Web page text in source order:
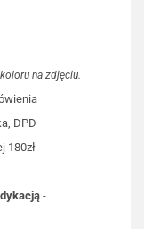
na zdjęciu.
DPD
180zł
-